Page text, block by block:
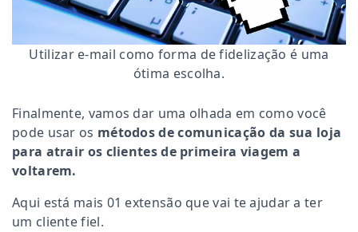
Utilizar e-mail como forma de fidelização é uma
ótima escolha.
Finalmente, vamos dar uma olhada em como você
pode usar os métodos de comunicação da sua loja
para atrair os clientes de primeira viagem a
voltarem.
Aqui está mais 01 extensão que vai te ajudar a ter
um cliente fiel.